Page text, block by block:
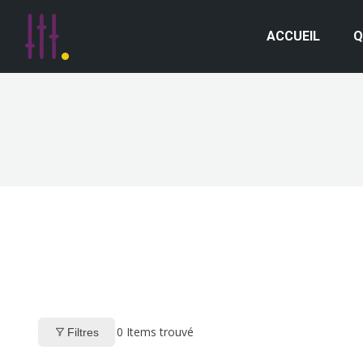
ACCUEIL
Filtres 0 Items trouvé